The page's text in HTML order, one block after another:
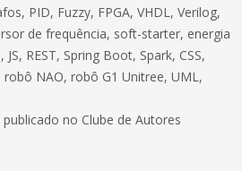
PID, Fuzzy, FPGA, VHDL, Verilog,
de frequência, soft-starter, energia
REST, Spring Boot, Spark, CSS,
robô NAO, robô G1 Unitree, UML,
no Clube de Autores